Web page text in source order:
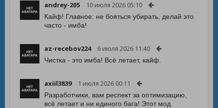
andrey-205 10 июля 2026 05:10
Кайф! Главное: не бояться убирать, делай это
часто - имба!
az-recebov224 6 июля 2026 11:40
Чистка - это имба! Всё летает, кайф.
axiil3839 1 июля 2026 00:11
Разработчики, вам респект за оптимизацию,
всё летает и ни единого бага! Этот мод